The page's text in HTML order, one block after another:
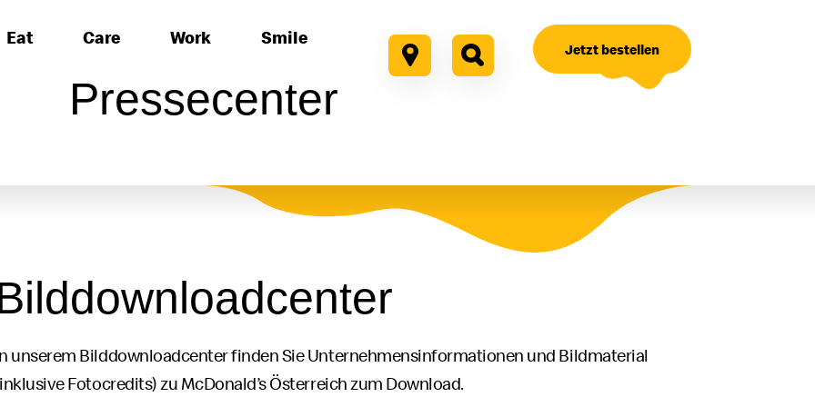
Eat Care Work Smile
Jetzt bestellen
Pressecenter
unserem Bilddownloadcenter finden Sie Unternehmensinformationen und Bildmaterial
Fotocredits) zu McDonald’sÖsterreich zum Download.